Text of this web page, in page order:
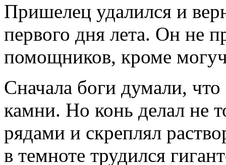
Пришелец удалился и
первого дня лета. Он не
помощников, кроме
Сначала боги думали, что
камни. Но конь делал не
рядами и скреплял
в темноте трудился